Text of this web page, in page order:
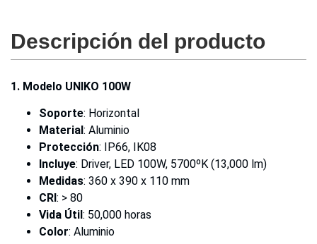
Descripción del producto
1. Modelo UNIKO 100W
Soporte: Horizontal
Material: Aluminio
Protección: IP66, IK08
Incluye: Driver, LED 100W, 5700ºK (13,000 lm)
Medidas: 360 x 390 x 110 mm
CRI: > 80
Vida Útil: 50,000 horas
Color: Aluminio